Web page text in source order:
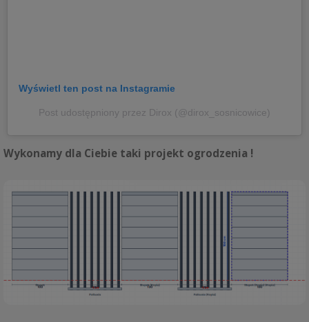
Wyświetl ten post na Instagramie
Post udostępniony przez Dirox (@dirox_sosnicowice)
Wykonamy dla Ciebie taki projekt ogrodzenia !